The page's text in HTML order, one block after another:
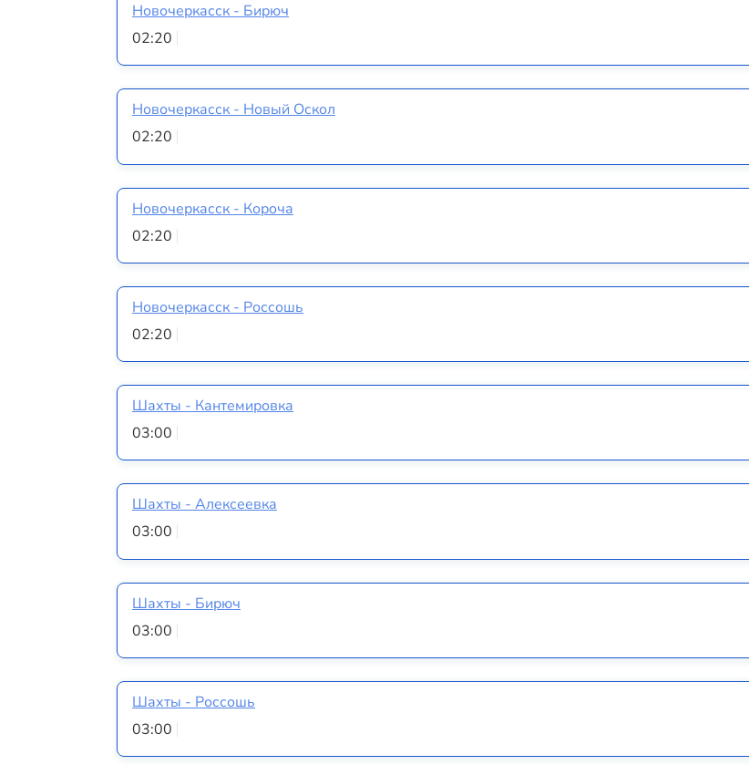
Новочеркасск - Бирюч
02:20
Новочеркасск - Новый Оскол
02:20
Новочеркасск - Короча
02:20
Новочеркасск - Россошь
02:20
Шахты - Кантемировка
03:00
Шахты - Алексеевка
03:00
Шахты - Бирюч
03:00
Шахты - Россошь
03:00